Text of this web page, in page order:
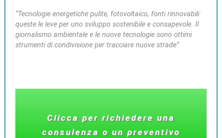
“Tecnologie energetiche pulite, fotovoltaico, fonti rinnovabili:
queste le leve per uno sviluppo sostenibile e consapevole. Il
giornalismo ambientale e le nuove tecnologie sono ottimi
strumenti di condivisione per tracciare nuove strade”
Clicca per richiedere una
consulenza o un preventivo